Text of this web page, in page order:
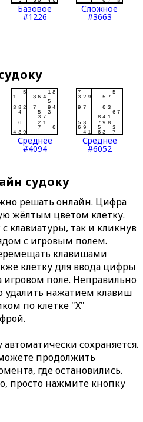
Базовое
#1226
Сложное
#3663
Среднее
#4094
Среднее
#6052
судоку
решать онлайн. Цифра
жёлтым цветом клетку.
клавиатуры, так и кликнув
с игровым полем.
клавишами
клетку для ввода цифры
поле. Неправильно
нажатием клавиш
по клетке "X"
сохраняется.
продолжить
где остановились.
просто нажмите кнопку